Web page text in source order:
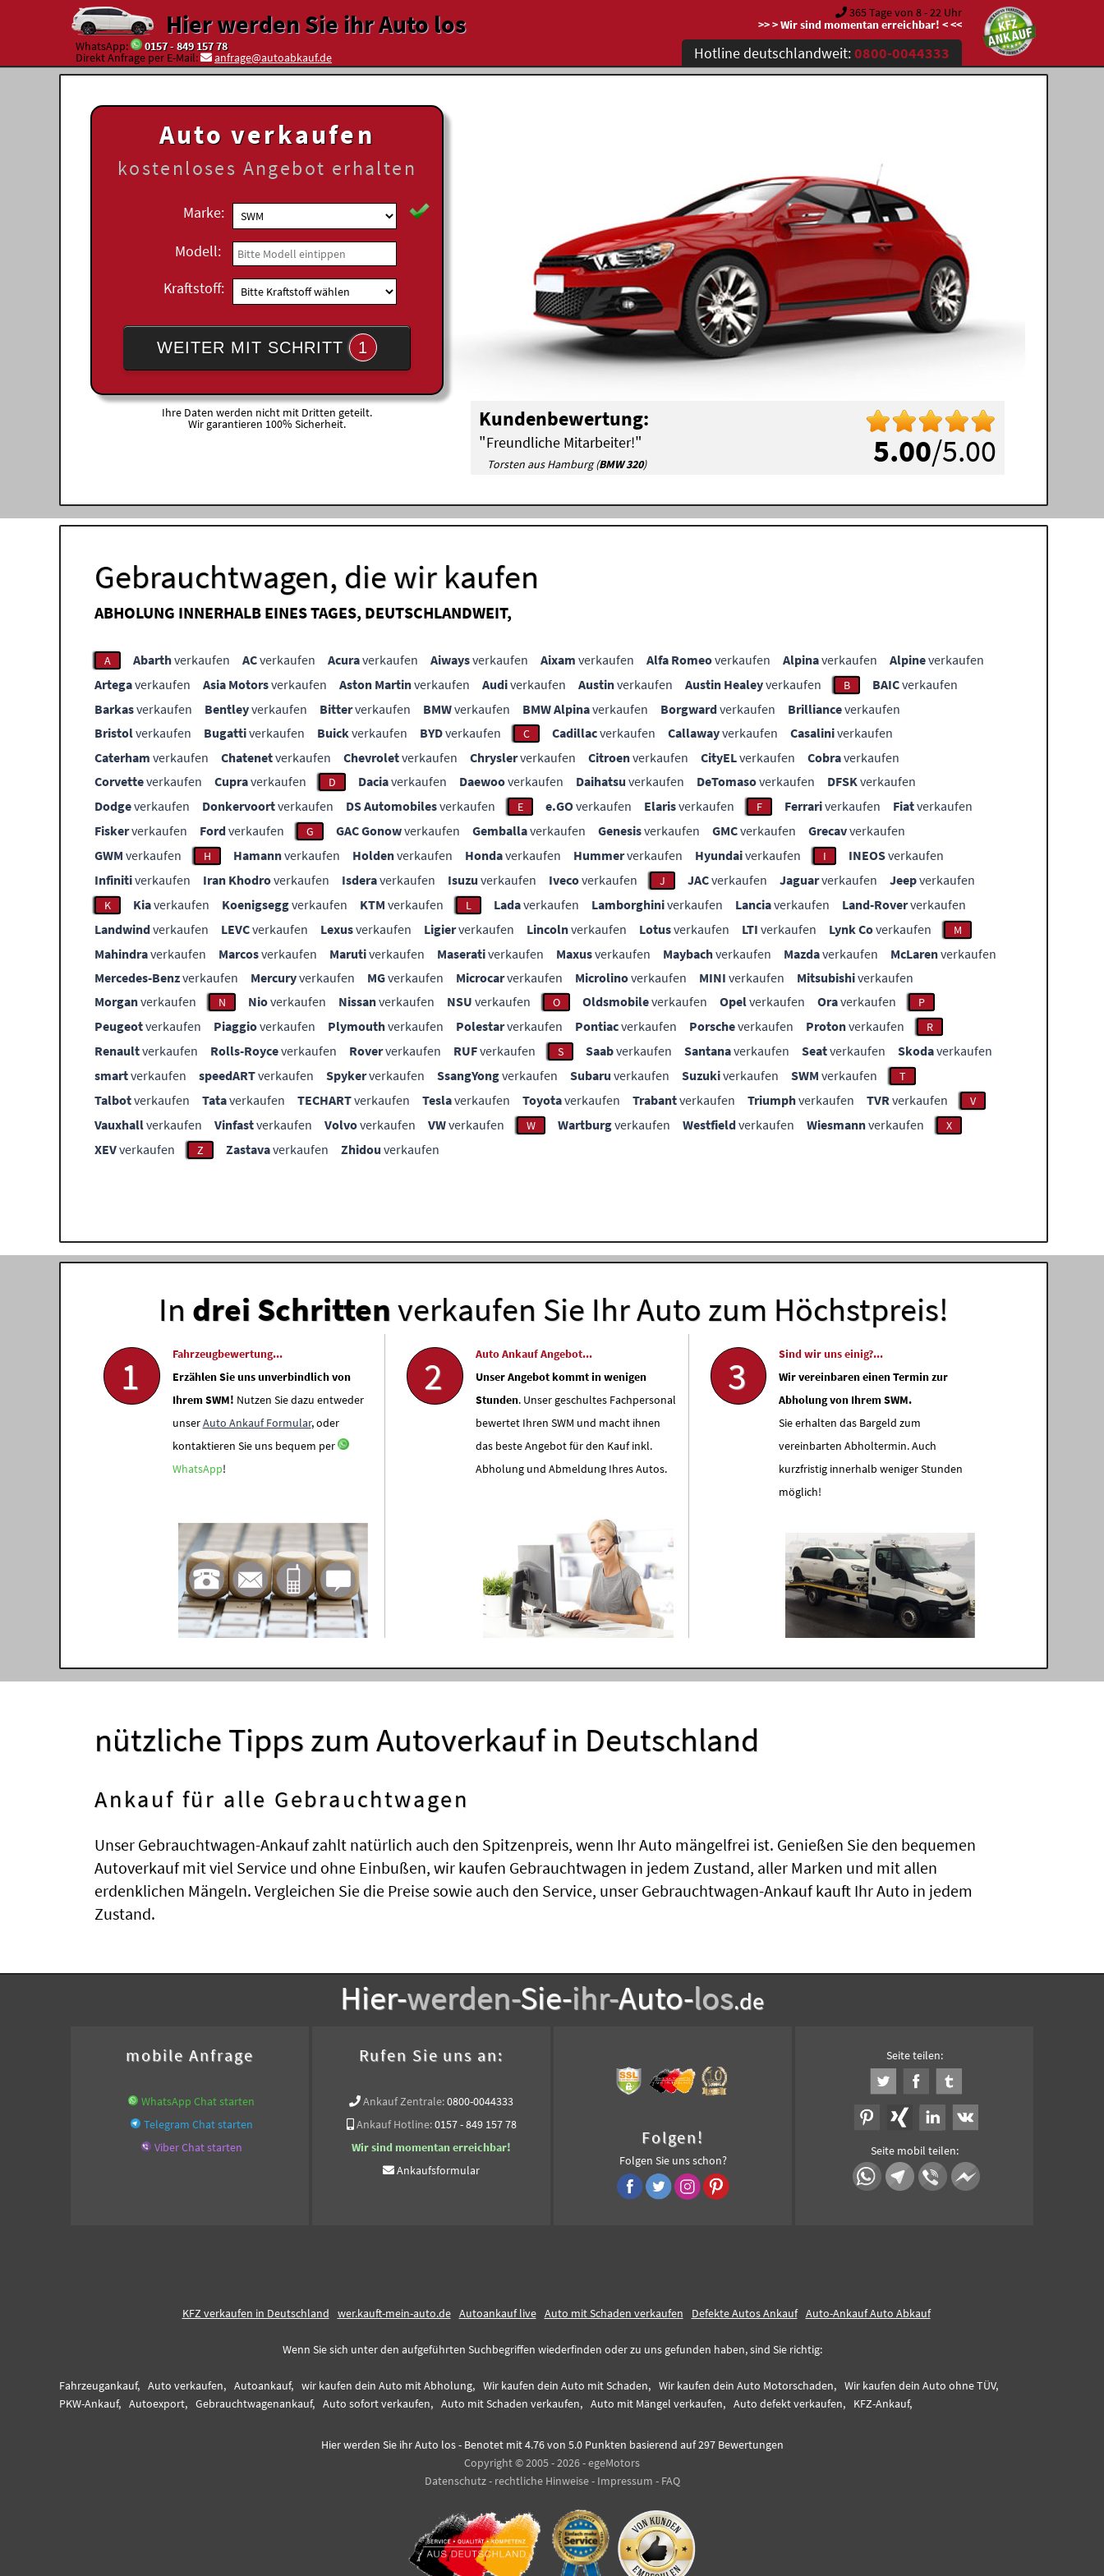
Hier werden Sie ihr Auto los
WhatsApp: 0157 - 849 157 78
Direkt Anfrage per E-Mail: anfrage@autoabkauf.de
365 Tage von 8 - 22 Uhr
>> > Wir sind momentan erreichbar! < <<
Hotline deutschlandweit:0800-0044333
Auto verkaufen
kostenloses Angebot erhalten
Marke:
Modell:
Kraftstoff:
WEITER MIT SCHRITT 1
Ihre Daten werden nicht mit Dritten geteilt.
Wir garantieren 100% Sicherheit.
5.00/5.00
Kundenbewertung:
"Freundliche Mitarbeiter!"
Torsten aus Hamburg (BMW 320)
Gebrauchtwagen, die wir kaufen
ABHOLUNG INNERHALB EINES TAGES, DEUTSCHLANDWEIT,
A Abarthverkaufen ACverkaufen Acuraverkaufen Aiwaysverkaufen Aixam verkaufen Alfa Romeoverkaufen Alpinaverkaufen Alpineverkaufen
Artegaverkaufen Asia Motorsverkaufen Aston Martinverkaufen Audiverkaufen Austinverkaufen Austin Healeyverkaufen B BAICverkaufen
Barkasverkaufen Bentleyverkaufen Bitterverkaufen BMWverkaufen BMW Alpinaverkaufen Borgwardverkaufen Brillianceverkaufen
Bristolverkaufen Bugattiverkaufen Buickverkaufen BYDverkaufen C Cadillacverkaufen Callawayverkaufen Casaliniverkaufen
Caterham verkaufen Chatenetverkaufen Chevroletverkaufen Chryslerverkaufen Citroenverkaufen CityELverkaufen Cobraverkaufen
Corvetteverkaufen Cupraverkaufen D Daciaverkaufen Daewooverkaufen Daihatsu verkaufen DeTomasoverkaufen DFSKverkaufen
Dodgeverkaufen Donkervoortverkaufen DS Automobilesverkaufen E e.GOverkaufen Elarisverkaufen F Ferrariverkaufen Fiatverkaufen
Fiskerverkaufen Fordverkaufen G GAC Gonowverkaufen Gemballaverkaufen Genesisverkaufen GMCverkaufen Grecavverkaufen
GWM verkaufen H Hamannverkaufen Holdenverkaufen Hondaverkaufen Hummerverkaufen Hyundaiverkaufen I INEOSverkaufen
Infinitiverkaufen Iran Khodroverkaufen Isderaverkaufen Isuzu verkaufen Ivecoverkaufen J JACverkaufen Jaguarverkaufen Jeepverkaufen
K Kiaverkaufen Koenigseggverkaufen KTM verkaufen L Ladaverkaufen Lamborghiniverkaufen Lanciaverkaufen Land-Roververkaufen
Landwindverkaufen LEVCverkaufen Lexusverkaufen Ligierverkaufen Lincolnverkaufen Lotusverkaufen LTI verkaufen Lynk Coverkaufen M
Mahindraverkaufen Marcosverkaufen Marutiverkaufen Maserativerkaufen Maxusverkaufen Maybachverkaufen Mazdaverkaufen McLarenverkaufen
Mercedes-Benzverkaufen Mercuryverkaufen MGverkaufen Microcarverkaufen Microlinoverkaufen MINI verkaufen Mitsubishiverkaufen
Morganverkaufen N Nioverkaufen Nissanverkaufen NSU verkaufen O Oldsmobileverkaufen Opelverkaufen Oraverkaufen P
Peugeotverkaufen Piaggioverkaufen Plymouthverkaufen Polestarverkaufen Pontiacverkaufen Porscheverkaufen Protonverkaufen R
Renaultverkaufen Rolls-Royceverkaufen Roververkaufen RUFverkaufen S Saabverkaufen Santanaverkaufen Seatverkaufen Skodaverkaufen
smartverkaufen speedARTverkaufen Spykerverkaufen SsangYongverkaufen Subaru verkaufen Suzukiverkaufen SWM verkaufen T
Talbotverkaufen Tataverkaufen TECHARTverkaufen Teslaverkaufen Toyotaverkaufen Trabantverkaufen Triumphverkaufen TVRverkaufen V
Vauxhallverkaufen Vinfastverkaufen Volvoverkaufen VWverkaufen W Wartburgverkaufen Westfieldverkaufen Wiesmannverkaufen X
XEVverkaufen Z Zastavaverkaufen Zhidou verkaufen
In drei Schrittenverkaufen Sie Ihr Auto zum Höchstpreis!
1
Fahrzeugbewertung...
Erzählen Sie uns unverbindlich von
Ihrem SWM! Nutzen Sie dazu entweder
unserAuto Ankauf Formular, oder
kontaktieren Sie uns bequem per
WhatsApp!
2
Auto Ankauf Angebot...
Unser Angebot kommt in wenigen
Stunden. Unser geschultes Fachpersonal
bewertet Ihren SWM und macht ihnen
das beste Angebot für den Kauf inkl.
Abholung und Abmeldung Ihres Autos.
3
Sind wir uns einig?...
Wir vereinbaren einen Termin zur
Abholung von Ihrem SWM.
Sie erhalten das Bargeld zum
vereinbarten Abholtermin. Auch
kurzfristig innerhalb weniger Stunden
möglich!
nützliche Tipps zum Autoverkauf in Deutschland
Ankauf für alle Gebrauchtwagen
Unser Gebrauchtwagen-Ankauf zahlt natürlich auch den Spitzenpreis, wenn Ihr Auto mängelfrei ist. Genießen Sie den bequemen
Autoverkauf mit viel Service und ohne Einbußen, wir kaufen Gebrauchtwagen in jedem Zustand, aller Marken und mit allen
erdenklichen Mängeln. Vergleichen Sie die Preise sowie auch den Service, unser Gebrauchtwagen-Ankauf kauft Ihr Auto in jedem
Zustand.
Hier-werden-Sie-ihr-Auto-los.de
mobile Anfrage
WhatsApp Chat starten
Telegram Chat starten
Viber Chat starten
Rufen Sie uns an:
Ankauf Zentrale:0800-0044333
Ankauf Hotline:0157 - 849 157 78
Wir sind momentan erreichbar!
Ankaufsformular
Folgen!
Folgen Sie uns schon?
Seite teilen:
Seite mobil teilen:
KFZ verkaufen in Deutschland wer.kauft-mein-auto.de Autoankauf live Auto mit Schaden verkaufen Defekte Autos Ankauf Auto-Ankauf Auto Abkauf
Wenn Sie sich unter den aufgeführten Suchbegriffen wiederfinden oder zu uns gefunden haben, sind Sie richtig:
Fahrzeugankauf, Auto verkaufen, Autoankauf, wir kaufen dein Auto mit Abholung, Wir kaufen dein Auto mit Schaden, Wir kaufen dein Auto Motorschaden, Wir kaufen dein Auto ohne TÜV,
PKW-Ankauf, Autoexport, Gebrauchtwagenankauf, Auto sofort verkaufen, Auto mit Schaden verkaufen, Auto mit Mängel verkaufen, Auto defekt verkaufen, KFZ-Ankauf,
Hier werden Sie ihr Auto los- Benotet mit4.76von 5.0 Punkten basierend auf297Bewertungen
Copyright © 2005 - 2026 - egeMotors
Datenschutz- rechtliche Hinweise- Impressum - FAQ